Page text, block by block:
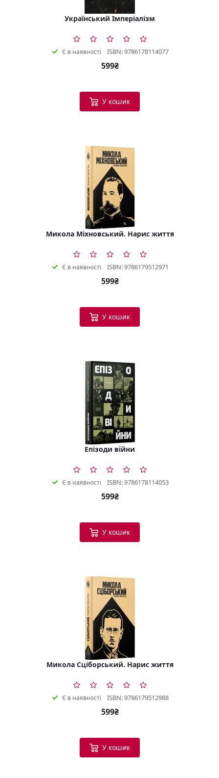
Український Імперіалізм
Є в наявності ISBN: 9786178114077
599₴
У кошик
Микола Міхновський. Нарис життя
Є в наявності ISBN: 9786179512971
599₴
У кошик
Епізоди війни
Є в наявності ISBN: 9786178114053
599₴
У кошик
Микола Сціборський. Нарис життя
Є в наявності ISBN: 9786179512988
599₴
У кошик